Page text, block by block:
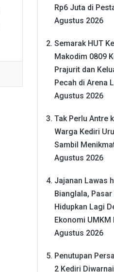
Rp6 Juta di
Agustus 2026
Semarak HUT
Makodim 0809
Prajurit dan
Pecah di Arena
Agustus 2026
Tak Perlu Antre
Warga Kediri
Sambil
Agustus 2026
Jajanan Lawas
Bianglala, Pasar
Hidupkan Lagi
Ekonomi UMKM
Agustus 2026
Penutupan
2 Kediri